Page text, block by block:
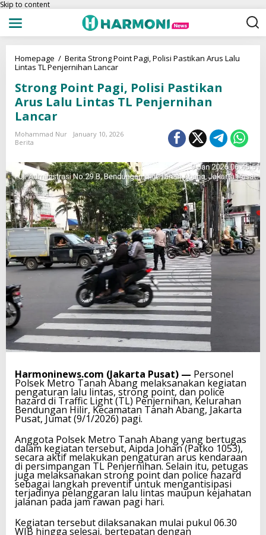
Skip to content
Homepage / Berita Strong Point Pagi, Polisi Pastikan Arus Lalu
Lintas TL Penjernihan Lancar
Strong Point Pagi, Polisi Pastikan
Arus Lalu Lintas TL Penjernihan
Lancar
Mohammad Nur
January 10, 2026
Berita
Harmoninews.com (Jakarta Pusat) — Personel
Polsek Metro Tanah Abang melaksanakan kegiatan
pengaturan lalu lintas, strong point, dan police
hazard di Traffic Light (TL) Penjernihan, Kelurahan
Bendungan Hilir, Kecamatan Tanah Abang, Jakarta
Pusat, Jumat (9/1/2026) pagi.
Anggota Polsek Metro Tanah Abang yang bertugas
dalam kegiatan tersebut, Aipda Johan (Patko 1053),
secara aktif melakukan pengaturan arus kendaraan
di persimpangan TL Penjernihan. Selain itu, petugas
juga melaksanakan strong point dan police hazard
sebagai langkah preventif untuk mengantisipasi
terjadinya pelanggaran lalu lintas maupun kejahatan
jalanan pada jam rawan pagi hari.
Kegiatan tersebut dilaksanakan mulai pukul 06.30
WIB hingga selesai, bertepatan dengan